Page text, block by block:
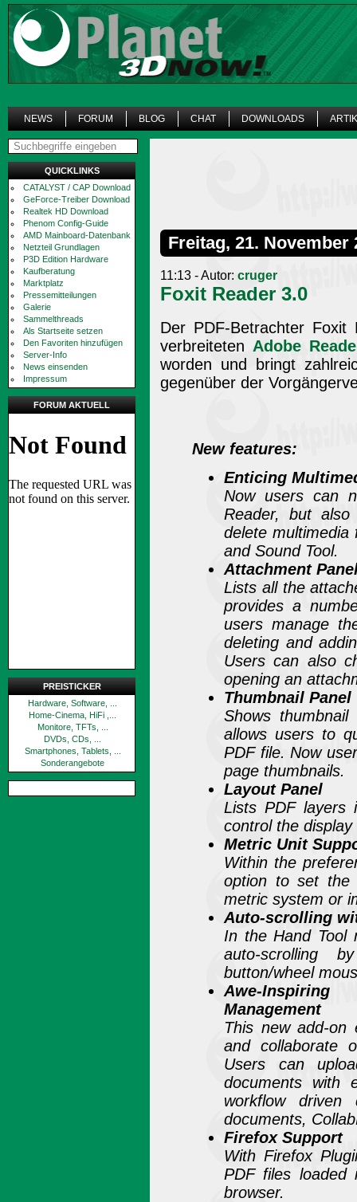
NEWS FORUM BLOG CHAT DOWNLOADS
QUICKLINKS
CATALYST / CAP Download
GeForce-Treiber Download
Realtek HD Download
Phenom Config-Guide
AMD Mainboard-Datenbank
Netzteil Grundlagen
P3D Edition Hardware
Kaufberatung
Marktplatz
Pressemitteilungen
Galerie
Sammelthreads
Als Startseite setzen
Den Favoriten hinzufügen
Server-Info
News einsenden
Impressum
FORUM AKTUELL
PREISTICKER
Hardware, Software, ...
Home-Cinema, HiFi ,...
Monitore, TFTs, ...
DVDs, CDs, ...
Smartphones, Tablets, ...
Sonderangebote
Freitag, 21. November
11:13 - Autor: cruger
Foxit Reader 3.0
Der PDF-Betrachter
verbreiteten Adobe
worden und bringt
gegenüber der
New features:
Enticing
Now users can
Reader, but
delete multimedia
and Sound Tool.
Attachment
Lists all the
provides a
users manage
deleting and
Users can also
opening an
Thumbnail Panel
Shows
allows users to
PDF file. Now
page thumbnails.
Layout Panel
Lists PDF layers
control the
Metric Unit
Within the
option to set the
metric system or
Auto-scrolling
In the Hand Tool
auto-scrolling
button/wheel
Awe-
Management
This new add-on
and collaborate
Users can
documents with
workflow driven
documents,
Firefox Support
With Firefox
PDF files loaded
browser.